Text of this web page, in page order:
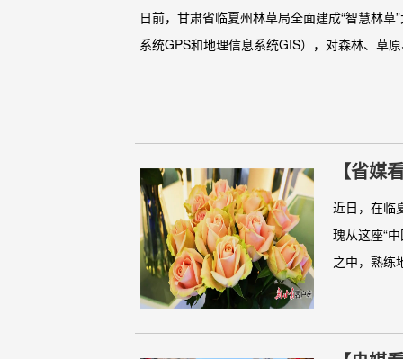
日前，甘肃省临夏州林草局全面建成“智慧林
系统GPS和地理信息系统GIS），对森林、草
【省媒
近日，在临
瑰从这座“
之中，熟练